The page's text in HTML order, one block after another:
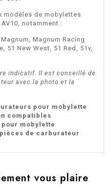
modèles de mobylettes
notamment :
Magnum Racing
51 New West, 51 Red, 51v,
indicatif. Il est conseillé de
avec la photo et la
pour mobylette
compatibles
mobylette
de carburateur
vous plaire